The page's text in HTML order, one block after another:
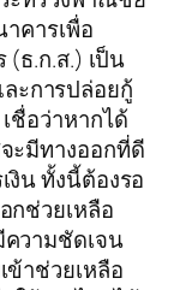
คารเพื่อ
(ธ.ก.ส.) เป็น
ะการปล่อยกู้
ชื่อว่าหากได้
ะมีทางออกที่ดี
งิน ทั้งนี้ต้องรอ
กช่วยเหลือ
วามชัดเจน
ข้าช่วยเหลือ